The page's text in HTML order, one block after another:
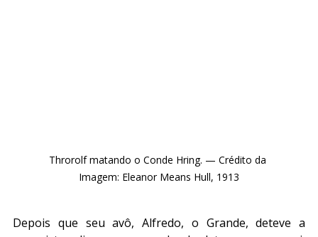
Throrolf matando o Conde Hring. — Crédito da
Imagem: Eleanor Means Hull, 1913
Depois que seu avô, Alfredo, o Grande, deteve a